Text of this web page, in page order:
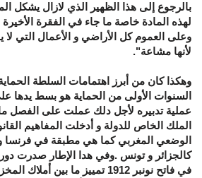
بالرجوع إلى هذا الظهير الذي لازال يشكل
لهذه المادة خاصة ما جاء في الفقرة
وعلى العموم كل الأراضي و الأعمال التي لا
لأنها مشاعة".
وهكذا كان من أبرز اهتمامات السلطة
السنوات الأولى من الحماية هو بسط يدها
عملية تدبيره لأجل دلك عملت على الفصل ما
الملك الخاص للدولة و أدخلت المفاهيم
الوضعي المغربي كما هي مطبقة في فرنسا
كالجزائر و تونس .وفي هدا الإطار صدرت
في فاتح نونبر 1912 تمييز ما بين